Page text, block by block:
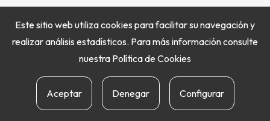
Este sitio web utiliza cookies para facilitar su navegación y
realizar análisis estadísticos. Para más información consulte
nuestra Política de Cookies
Aceptar Denegar Configurar